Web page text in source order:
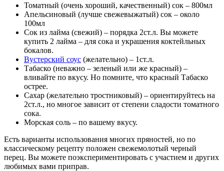
Томатный (очень хороший, качественный) сок – 800мл
Апельсиновый (лучше свежевыжатый) сок – около
100мл
Сок из лайма (свежий) – порядка 2ст.л. Вы можете
купить 2 лайма – для сока и украшения коктейльных
бокалов.
Вустерский соус (желательно) – 1ст.л.
Табаско (неважно – зеленый или же красный) –
вливайте по вкусу. Но помните, что красный Табаско
острее.
Сахар (желательно тростниковый) – ориентируйтесь на
2ст.л., но многое зависит от степени сладости томатного
сока.
Морская соль – по вашему вкусу.
Есть варианты использования многих пряностей, но по
классическому рецепту положен свежемолотый черный
перец. Вы можете поэкспериментировать с участием и других
любимых вами приправ.